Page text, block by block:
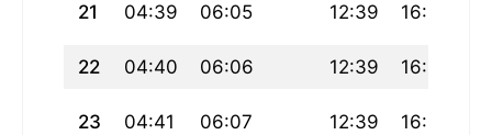
21 04:39 06:05 12:39 16:17
22 04:40 06:06 12:39 16:17
23 04:41 06:07 12:39 16:16